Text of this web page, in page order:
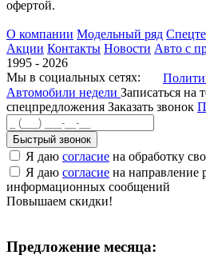
офертой.
О компании Модельный ряд
Акции Контакты Новости Авто с
1995 - 2026
Мы в социальных сетях:
Автомобили недели Записаться на
спецпредложения Заказать звонок
Быстрый звонок
Я даю согласие на обработку
Я даю согласие на направление
информационных сообщений
Повышаем скидки!
Предложение месяца: